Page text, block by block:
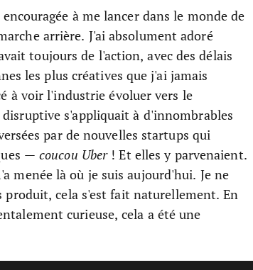
à me lancer dans le monde de
arrière. J'ai absolument adoré
toujours de l'action, avec des délais
les plus créatives que j'ai jamais
à voir l'industrie évoluer vers le
s'appliquait à d'innombrables
par de nouvelles startups qui
—coucou Uber! Et elles y parvenaient.
menée là où je suis aujourd'hui. Je ne
cela s'est fait naturellement. En
curieuse, cela a été une